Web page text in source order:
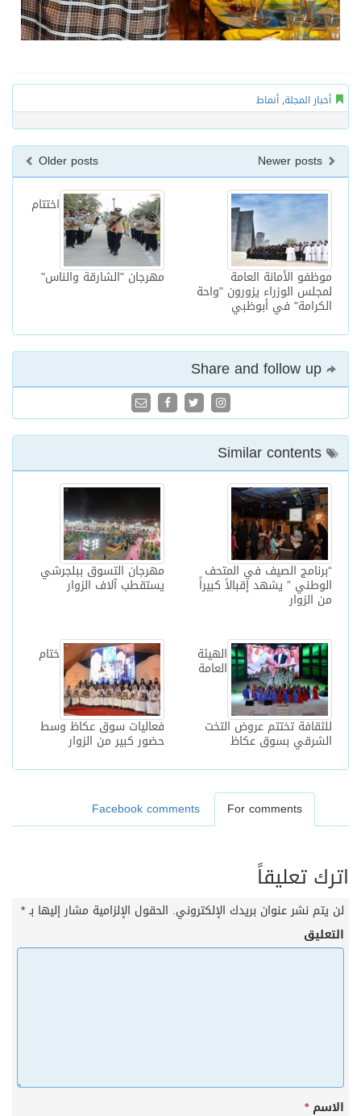
أخبار المجلة, أنماط
Older posts
اختتام
مهرجان "الشارقة والناس" موظفو الأمانة العامة
لمجلس الوزراء يزورون "واحة
الكرامة" في أبوظبي
مهرجان التسوق ببلجرشي
يستقطب آلاف الزوار
“برنامج الصيف في المتحف
الوطني ” يشهد إقبالاً كبيراً
من الزوار
ختام
فعاليات سوق عكاظ وسط
حضور كبير من الزوار
الهيئة
العامة
للثقافة تختتم عروض التخت
الشرقي بسوق عكاظ
For comments
Facebook comments
اترك تعليقاً
لن يتم نشر عنوان بريدك الإلكتروني. الحقول الإلزامية مشار إليها بـ*
التعليق
الاسم*